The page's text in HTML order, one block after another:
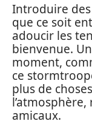
Introduire des
que ce soit
adoucir les
bienvenue.
moment,
ce
plus de
amicaux.